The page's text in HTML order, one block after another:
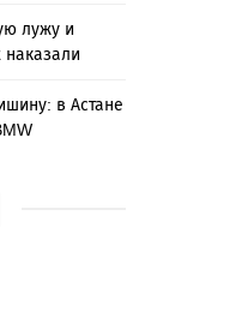
лужу и
в Астане